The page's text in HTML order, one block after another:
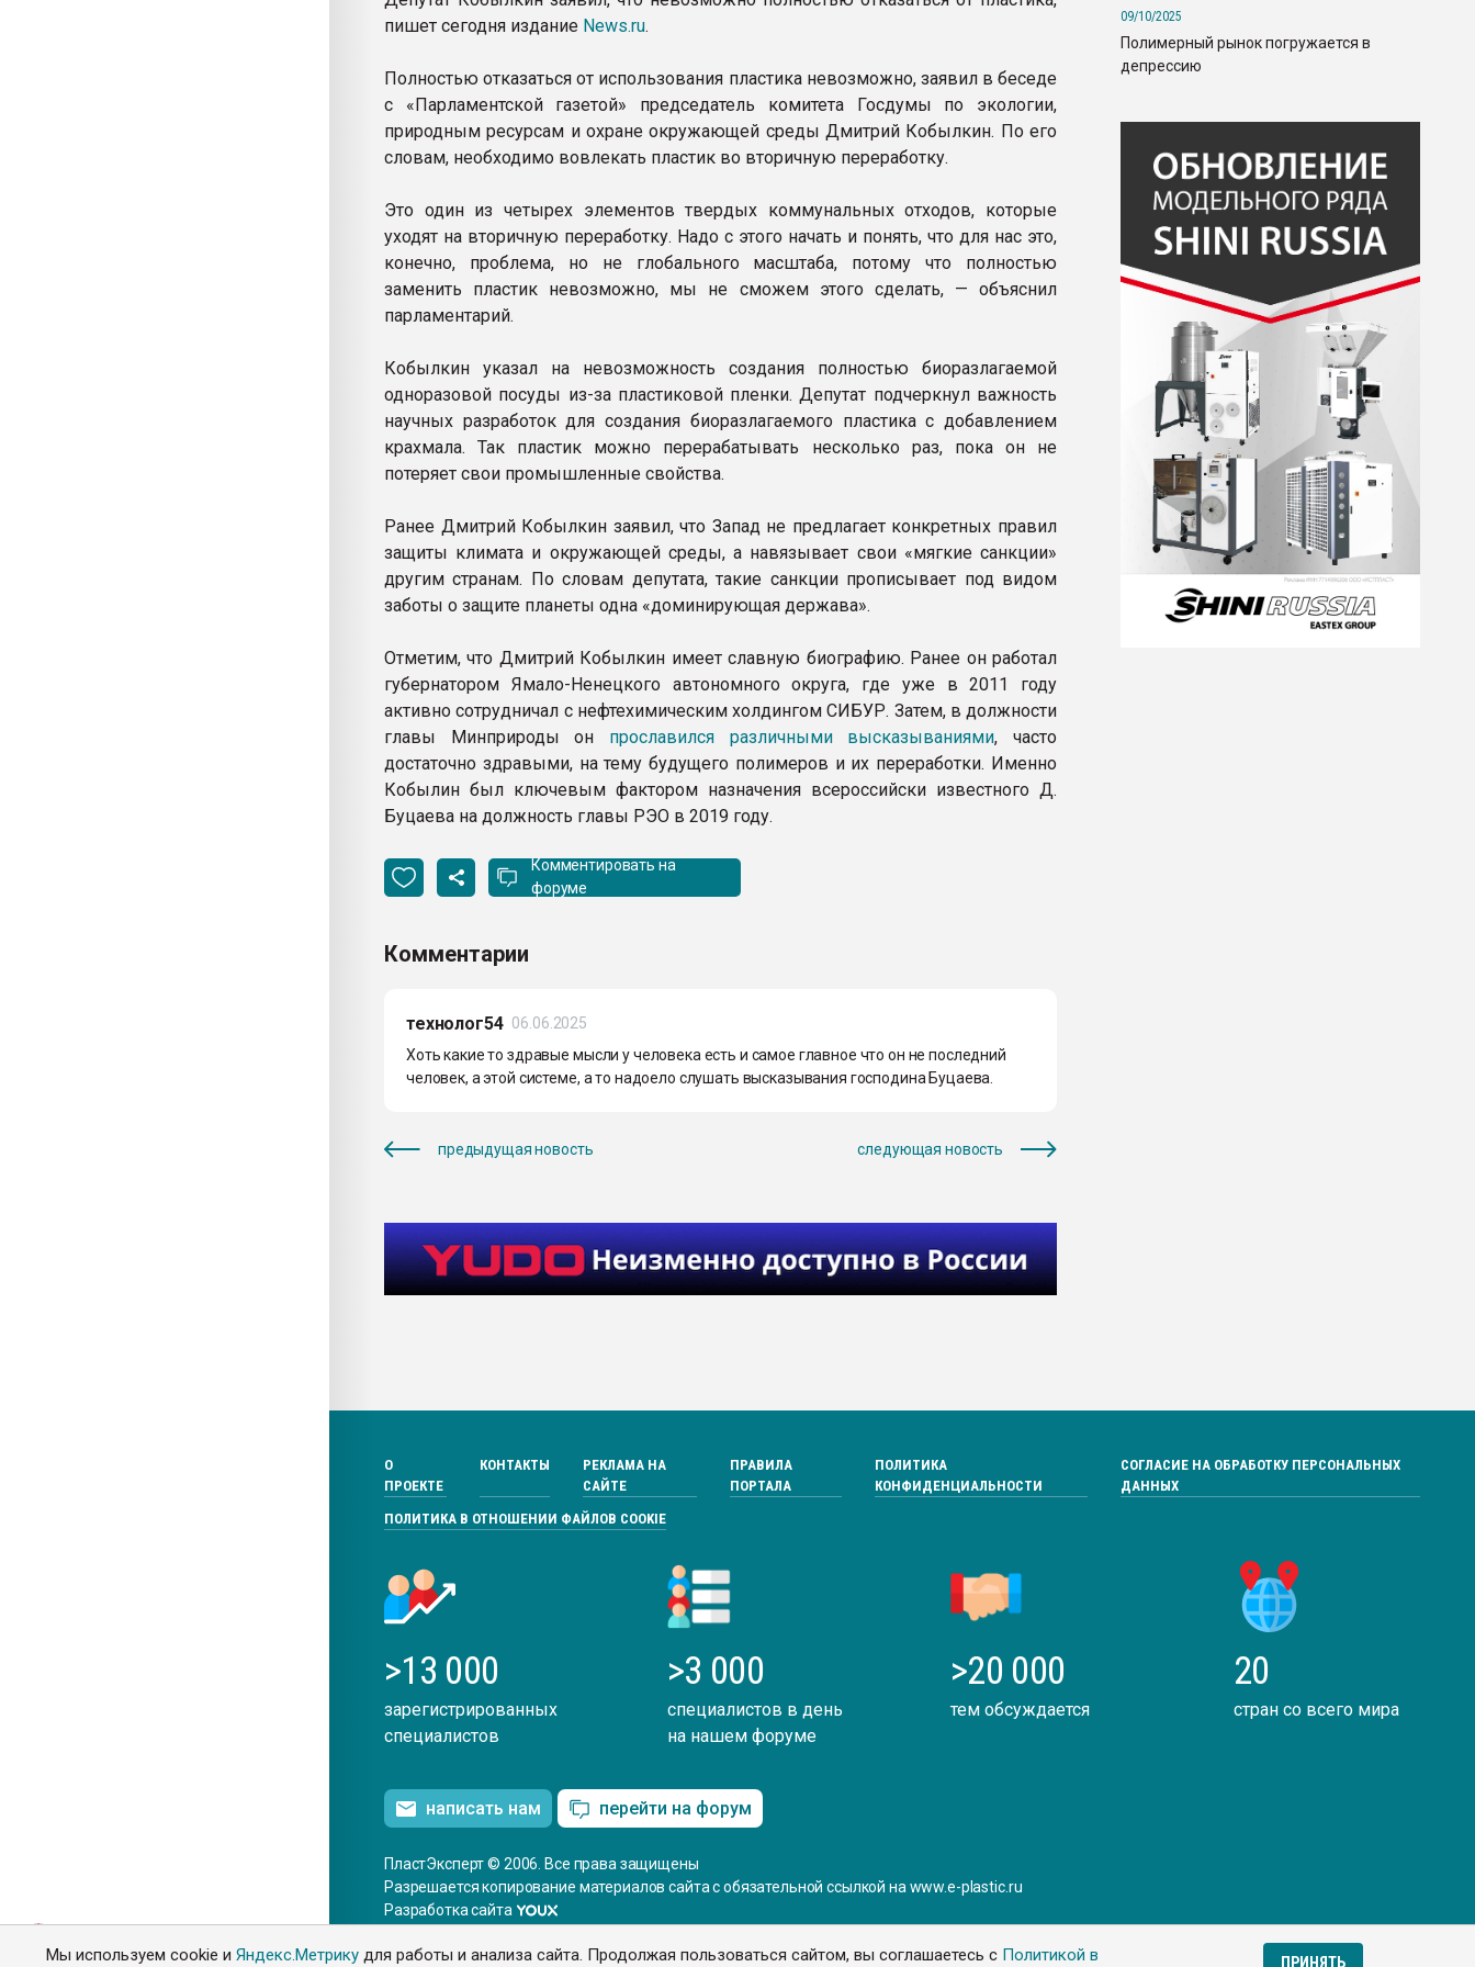
Мы используем cookie иЯндекс.Метрику для работы и анализа сайта. Продолжая пользоваться сайтом, вы соглашаетесь с Политикой в ПРИНЯТЬ
пишет сегодня издание News.ru.
Полностью отказаться от использования пластика невозможно, заявил в беседе
с «Парламентской газетой» председатель комитета Госдумы по экологии,
природным ресурсам и охране окружающей среды Дмитрий Кобылкин. По его
словам, необходимо вовлекать пластик во вторичную переработку.
Это один из четырех элементов твердых коммунальных отходов, которые
уходят на вторичную переработку. Надо с этого начать и понять, что для нас это,
конечно, проблема, но не глобального масштаба, потому что полностью
заменить пластик невозможно, мы не сможем этого сделать, — объяснил
парламентарий.
Кобылкин указал на невозможность создания полностью биоразлагаемой
одноразовой посуды из-за пластиковой пленки. Депутат подчеркнул важность
научных разработок для создания биоразлагаемого пластика с добавлением
крахмала. Так пластик можно перерабатывать несколько раз, пока он не
потеряет свои промышленные свойства.
Ранее Дмитрий Кобылкин заявил, что Запад не предлагает конкретных правил
защиты климата и окружающей среды, а навязывает свои «мягкие санкции»
другим странам. По словам депутата, такие санкции прописывает под видом
заботы о защите планеты одна «доминирующая держава».
Отметим, что Дмитрий Кобылкин имеет славную биографию. Ранее он работал
губернатором Ямало-Ненецкого автономного округа, где уже в 2011 году
активно сотрудничал с нефтехимическим холдингом СИБУР. Затем, в должности
главы Минприроды он прославился различными высказываниями, часто
достаточно здравыми, на тему будущего полимеров и их переработки. Именно
Кобылин был ключевым фактором назначения всероссийски известного Д.
Буцаева на должность главы РЭО в 2019 году.
Комментировать на
форуме
Комментарии
технолог54 06.06.2025
Хоть какие то здравые мысли у человека есть и самое главное что он не последний
человек, а этой системе, а то надоело слушать высказывания господина Буцаева.
предыдущая новость следующая новость
09/10/2025
Полимерный рынок погружается в
депрессию
О
ПРОЕКТЕ
КОНТАКТЫ
РЕКЛАМА НА
САЙТЕ
ПРАВИЛА
ПОРТАЛА
ПОЛИТИКА
КОНФИДЕНЦИАЛЬНОСТИ
СОГЛАСИЕ НА ОБРАБОТКУ ПЕРСОНАЛЬНЫХ
ДАННЫХ
ПОЛИТИКА В ОТНОШЕНИИ ФАЙЛОВ COOKIE
>13 000
зарегистрированных
специалистов
>3 000
специалистов в день
на нашем форуме
>20 000
тем обсуждается
20
стран со всего мира
написать нам перейти на форум
ПластЭксперт © 2006. Все права защищены
Разрешается копирование материалов сайта с обязательной ссылкой на www.e-plastic.ru
Разработка сайта